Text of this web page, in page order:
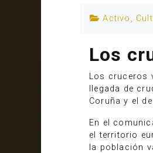
Activo ,
Los
Los cruceros
llegada de
Coruña y el
En el
el territorio
la población